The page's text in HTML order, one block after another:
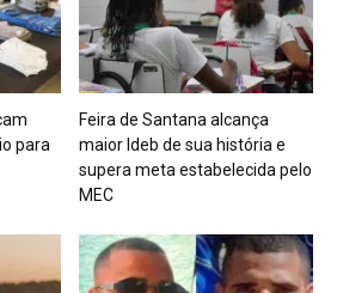
para
Feira de Santana alcança
maior Ideb de sua história e
supera meta estabelecida pelo
MEC